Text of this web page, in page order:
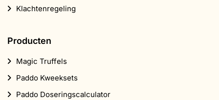
Klachtenregeling
Producten
Magic Truffels
Paddo Kweeksets
Paddo Doseringscalculator